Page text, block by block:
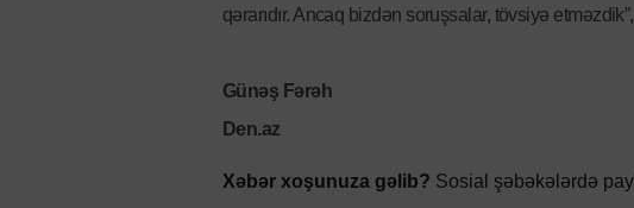
qərarıdır. Ancaq bizdən soruşsalar, tövsiyə
Günəş Fərəh
Den.az
Xəbər xoşunuza gəlib? Sosial şəbəkələrdə